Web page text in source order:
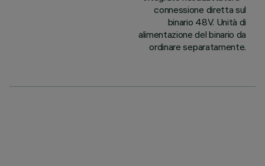
connessione diretta sul
binario 48V. Unità di
alimentazione del binario da
ordinare separatamente.